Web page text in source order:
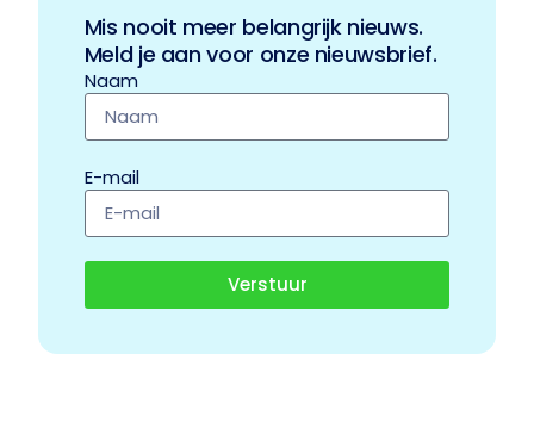
Mis nooit meer belangrijk nieuws.
Meld je aan voor onze nieuwsbrief.
Naam
E-mail
Verstuur